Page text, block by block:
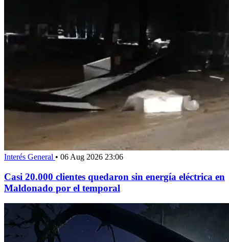
Interés General • 06 Aug 2026 23:06
Casi 20.000 clientes quedaron sin energía eléctrica en
Maldonado por el temporal